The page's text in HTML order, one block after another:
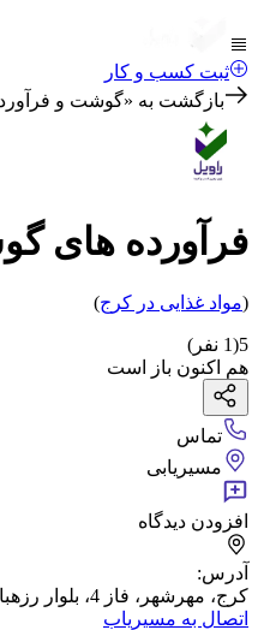
ثبت کسب و کار
بازگشت به «گوشت و
فرآورده های
(مواد غذایی در کرج)
5
(
1 نفر)
هم اکنون باز است
تماس
مسیریابی
افزودن دیدگاه
آدرس:
کرج، مهرشهر، فاز 4، بلوار رزهبان، بلوار گلها
اتصال به مسیریاب